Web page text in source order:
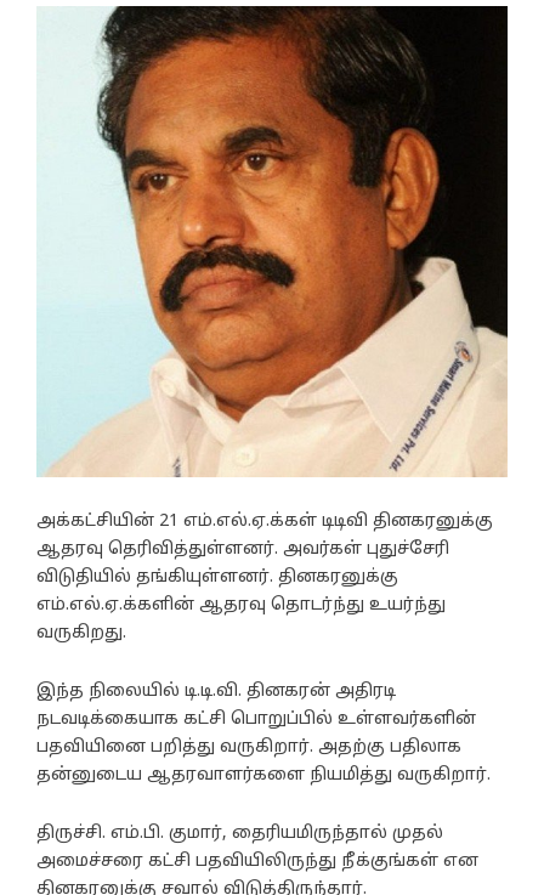
அக்கட்சியின் 21 எம்.எல்.ஏ.க்கள் டிடிவி தினகரனுக்கு
ஆதரவு தெரிவித்துள்ளனர். அவர்கள் புதுச்சேரி
விடுதியில் தங்கியுள்ளனர். தினகரனுக்கு
எம்.எல்.ஏ.க்களின் ஆதரவு தொடர்ந்து உயர்ந்து
வருகிறது.
இந்த நிலையில் டி.டி.வி. தினகரன் அதிரடி
நடவடிக்கையாக கட்சி பொறுப்பில் உள்ளவர்களின்
பதவியினை பறித்து வருகிறார். அதற்கு பதிலாக
தன்னுடைய ஆதரவாளர்களை நியமித்து வருகிறார்.
திருச்சி. எம்.பி. குமார், தைரியமிருந்தால் முதல்
அமைச்சரை கட்சி பதவியிலிருந்து நீக்குங்கள் என
தினகரனுக்கு சவால் விடுத்திருந்தார்.